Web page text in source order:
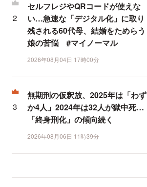
セルフレジやQRコードが使えな
い…急速な「デジタル化」に取り
残される60代母、結婚をためらう
娘の苦悩 #マイノーマル
2026年08月04日 17時00分
無期刑の仮釈放、2025年は「わず
か4人」2024年は32人が獄中死…
「終身刑化」の傾向続く
2026年08月06日 11時39分